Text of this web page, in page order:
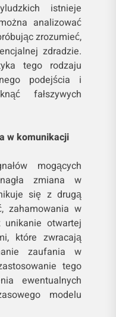
istnieje
analizować
zrozumieć,
zdradzie.
tego rodzaju
podejścia i
fałszywych
w komunikacji
mogących
zmiana w
się z drugą
zahamowania w
otwartej
które zwracają
zaufania w
tego
ewentualnych
modelu